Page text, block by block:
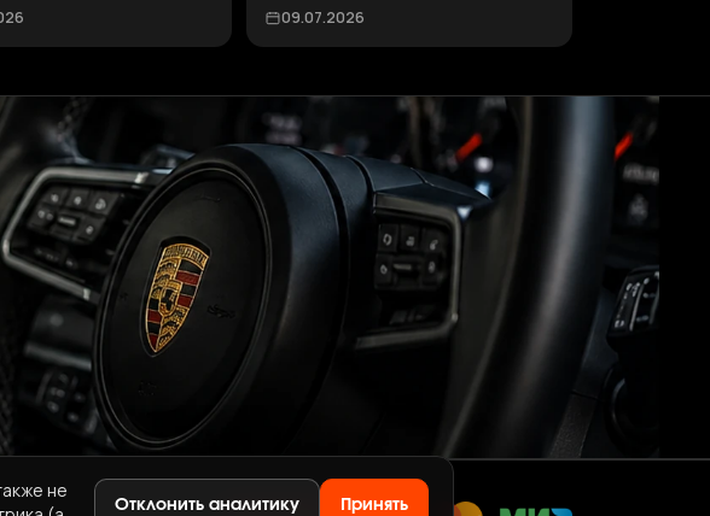
09.07.2026
не
Отклонить аналитику Принять